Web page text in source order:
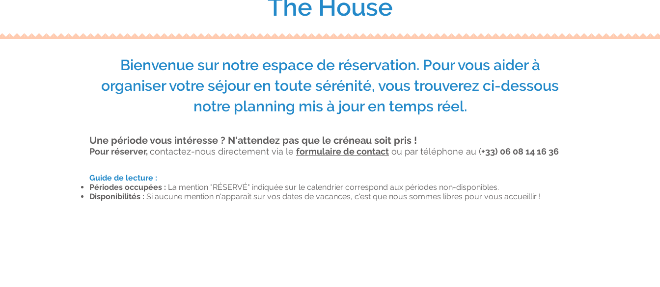
The House
Bienvenue sur notre espace de réservation. Pour vous aider à
organiser votre séjour en toute sérénité, vous trouverez ci-dessous
notre planning mis à jour en temps réel.
Une période vous intéresse ? N'attendez pas que le créneau soit pris !
Pour réserver, contactez-nous directement via le formulaire de contact ou par téléphone au (+33) 06 08 14 16 36
Guide de lecture :
Périodes occupées : La mention "RÉSERVÉ" indiquée sur le calendrier correspond aux périodes non-disponibles.
Disponibilités : Si aucune mention n'apparaît sur vos dates de vacances, c'est que nous sommes libres pour vous accueillir !